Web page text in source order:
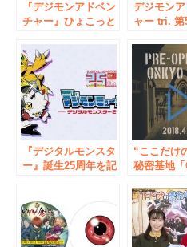
『デジモンアドベン
チャー』ひょこっと
発売決定！ 選ばれ
し子供達がパートナ
ーデジモンと一緒に
デジタマから“ヒョ
コッ”と顔を出す！
デジモン
ャー tri. 第
『MUSIC
アニON
The 2nd』
（金）～ 秋
『デジタルモンスタ
ー』誕生25周年を記
ジアム”が開催！
“ここだけ
秘密基地
オープン